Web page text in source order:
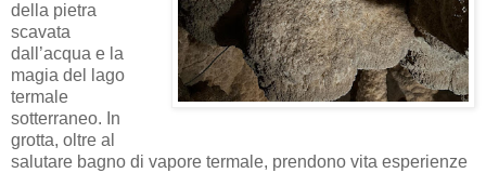
della pietra
scavata
dall’acqua e la
magia del lago
termale
sotterraneo. In
grotta, oltre al
salutare bagno di vapore termale, prendono vita esperienze